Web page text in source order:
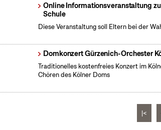
Online Informationsveranstaltung
Schule
Diese Veranstaltung soll Eltern bei der
Domkonzert Gürzenich-Orchester
Traditionelles kostenfreies Konzert im
Chören des Kölner Doms
|<